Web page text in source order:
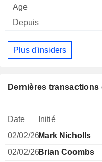
Plus d'insiders
Dernières
Date Initié
02/02/26Mark Nicholls
02/02/26Brian Coombs